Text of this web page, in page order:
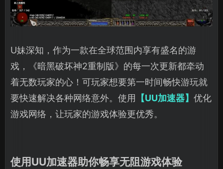
U妹深知，作为一款在全球范围内享有盛名的游
戏，《暗黑破坏神2重制版》的每一次更新都牵动
着无数玩家的心！可玩家想要第一时间畅快游玩就
要快速解决各种网络意外。使用
【UU加速器】 优化
游戏网络，让玩家的游戏体验更优秀。
使用UU加速器助你畅享无阻游戏体验